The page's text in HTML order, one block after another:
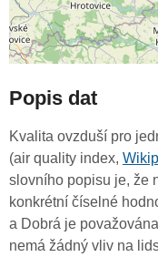
Popis dat
Kvalita ovzduší pro
(air quality index,
slovního popisu je, že
konkrétní číselné
a Dobrá je
nemá žádný vliv na